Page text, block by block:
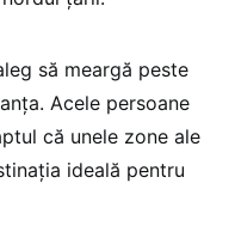
să meargă peste
Acele persoane
că unele zone ale
ideală pentru